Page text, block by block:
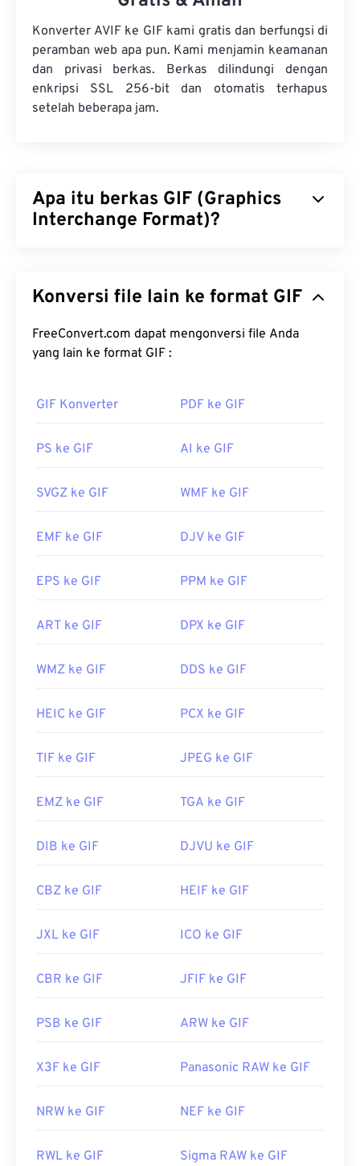
Konverter AVIF ke GIF kami gratis dan berfungsi di
peramban web apa pun. Kami menjamin keamanan
dan privasi berkas. Berkas dilindungi dengan
enkripsi SSL 256-bit dan otomatis terhapus
setelah beberapa jam.
Apa itu berkas GIF (Graphics
Interchange Format)?
untuk membentuk gambar sederhana
format berkasBMPyang tidak terkompresi, GIF
menggunakankompresi lossless
balasan berbasis emosi di media sosial, dan meme,
GIF?
yang memberikannya keunggulan tersendiri
Selain itu, GIF dapat dibuka di perangkat seluler
membuatnya lebih populer daripadaAdobe Flash
GIF dapat dibuka dengan mudah di hampir semua
sistem operasi. Untuk membuka GIF dan
Photoshop. Di Windows, buka GIF dengan
gunakan penampil dan editor gambar Adobe,
Dikembangkan oleh:
CompuServe, Inc.
Tautan yang berguna:
Konversi file lain ke format GIF
FreeConvert.com dapat mengonversi file Anda
yang lain ke format GIF :
GIF Konverter PDF ke GIF
PS ke GIF AI ke GIF
SVGZ ke GIF WMF ke GIF
EMF ke GIF DJV ke GIF
EPS ke GIF PPM ke GIF
ART ke GIF DPX ke GIF
WMZ ke GIF DDS ke GIF
HEIC ke GIF PCX ke GIF
TIF ke GIF JPEG ke GIF
EMZ ke GIF TGA ke GIF
DIB ke GIF DJVU ke GIF
CBZ ke GIF HEIF ke GIF
JXL ke GIF ICO ke GIF
CBR ke GIF JFIF ke GIF
PSB ke GIF ARW ke GIF
X3F ke GIF Panasonic RAW ke GIF
NRW ke GIF NEF ke GIF
RWL ke GIF Sigma RAW ke GIF